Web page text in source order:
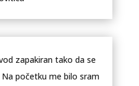
zapakiran tako da se
početku me bilo sram